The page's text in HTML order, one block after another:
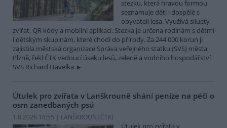
stezku, která hravou formou
seznamuje děti i dospělé s
obyvateli lesa. Využívá siluety
zvířat, QR kódy a mobilní aplikaci. Stezka je určena rodinám s dětmi
i dětským skupinám, které chodí do přírody. Za 244 000 korun ji
zajistila městská organizace Správa veřejného statku (SVS) města
Plzně, řekl ČTK vedoucí úseku lesů, zeleně a vodního hospodářství
SVS Richard Havelka.
Útulek pro zvířata v Lanškrouně shání peníze na péči o
osm zanedbaných psů
1.8.2026 16:55 | LANŠKROUN (ČTK)
Útulek pro zvířata v